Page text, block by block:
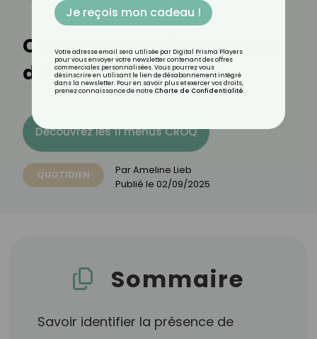
Comment se débarrasser
des punaises de lit ?
Découvrez les 11 menus CROQ
QUOTIDIEN ParAmeline Lieb
Publié le 02/09/2025
Sommaire
Savoir identifier la présence de
Je reçois mon cadeau !
Votre adresse email sera utilisée par Digital Prisma Players
pour vous envoyer votre newsletter contenant des offres
commerciales personnalisées. Vous pourrez vous
désinscrire en utilisant le lien de désabonnement intégré
dans la newsletter. Pour en savoir plus et exercer vos droits,
prenez connaissance de notre Charte de Confidentialité.